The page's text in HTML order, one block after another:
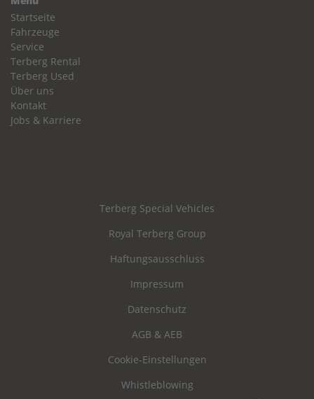
Startseite
Fahrzeuge
Service
Terberg Rental
Terberg Used
Über uns
Kontakt
Jobs & Karriere
Terberg Special Vehicles
Royal Terberg Group
Haftungsausschluss
Impressum
Datenschutz
AGB & AEB
Cookie-Einstellungen
Whistleblowing